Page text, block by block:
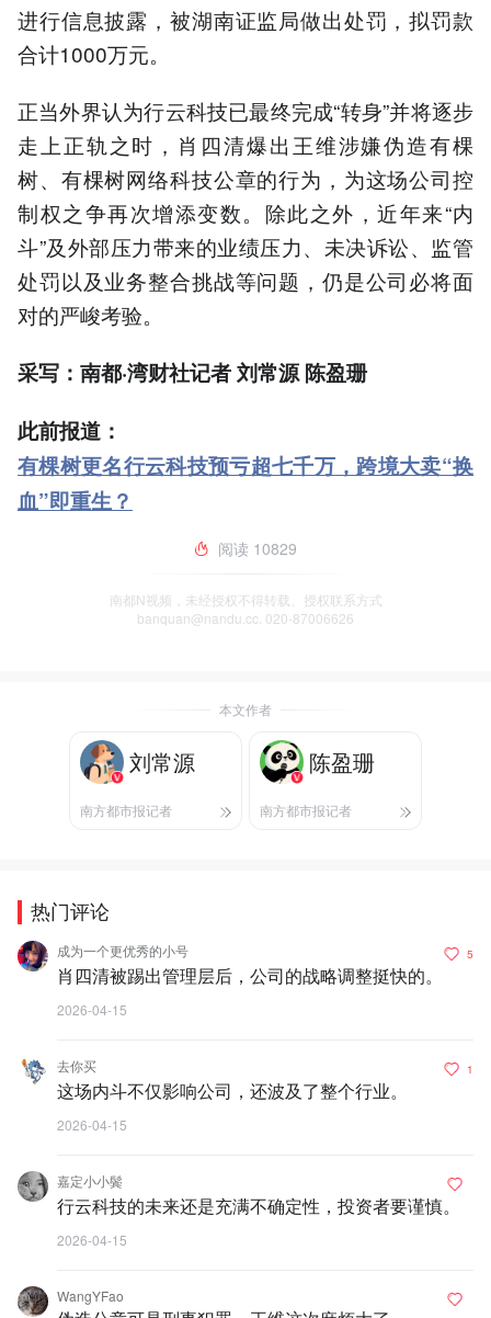
进行信息披露，被湖南证监局做出处罚，拟罚款
合计1000万元。
正当外界认为行云科技已最终完成“转身”并将逐步
走上正轨之时，肖四清爆出王维涉嫌伪造有棵
树、有棵树网络科技公章的行为，为这场公司控
制权之争再次增添变数。除此之外，近年来“内
斗”及外部压力带来的业绩压力、未决诉讼、监管
处罚以及业务整合挑战等问题，仍是公司必将面
对的严峻考验。
采写：南都·湾财社记者 刘常源 陈盈珊
此前报道：
有棵树更名行云科技预亏超七千万，跨境大卖“换
血”即重生？
阅读 10829
南都N视频，未经授权不得转载、授权联系方式
banquan@nandu.cc. 020-87006626
本文作者
刘常源
南方都市报记者
陈盈珊
南方都市报记者
热门评论
成为一个更优秀的小号
肖四清被踢出管理层后，公司的战略调整挺快的。
2026-04-15
5
去你买
这场内斗不仅影响公司，还波及了整个行业。
2026-04-15
1
嘉定小小鬓
行云科技的未来还是充满不确定性，投资者要谨慎。
2026-04-15
WangYFao